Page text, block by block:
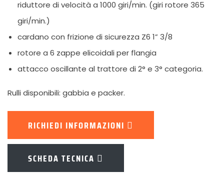
riduttore di velocità a 1000 giri/min. (giri rotore 365
giri/min.)
cardano con frizione di sicurezza Z6 1” 3/8
rotore a 6 zappe elicoidali per flangia
attacco oscillante al trattore di 2° e 3° categoria.
Rulli disponibili: gabbia e packer.
RICHIEDI INFORMAZIONI
SCHEDA TECNICA